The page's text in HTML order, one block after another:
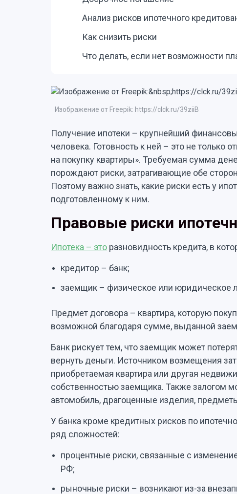
Анализ рисков ипотечного
Как снизить риски
Что делать, если нет возможности
Изображение от Freepik: https://clck.ru/39ziiB
Получение ипотеки – крупнейший
человека. Готовность к ней – это не только
на покупку квартиры». Требуемая сумма
порождают риски, затрагивающие обе
Поэтому важно знать, какие риски есть у
подготовленному к ним.
Правовые риски
Ипотека – это разновидность кредита, в
кредитор – банк;
заемщик – физическое или юридическое
Предмет договора – квартира, которую
возможной благодаря сумме, выданной
Банк рискует тем, что заемщик может
вернуть деньги. Источником возмещения
приобретаемая квартира или другая
собственностью заемщика. Также залогом
автомобиль, драгоценные изделия,
У банка кроме кредитных рисков по
ряд сложностей:
процентные риски, связанные с
РФ;
рыночные риски – возникают из-за